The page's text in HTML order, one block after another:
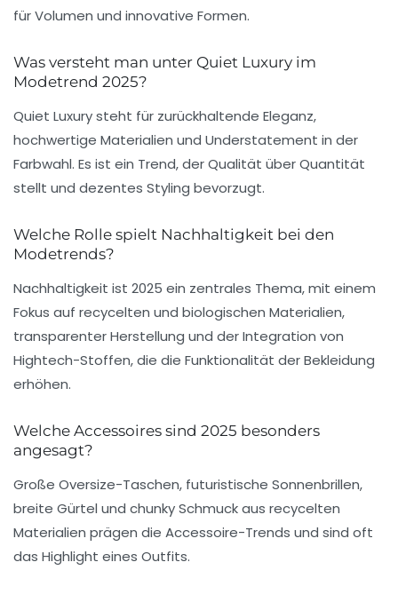
für Volumen und innovative Formen.
Was versteht man unter Quiet Luxury im
Modetrend 2025?
Quiet Luxury steht für zurückhaltende Eleganz,
hochwertige Materialien und Understatement in der
Farbwahl. Es ist ein Trend, der Qualität über Quantität
stellt und dezentes Styling bevorzugt.
Welche Rolle spielt Nachhaltigkeit bei den
Modetrends?
Nachhaltigkeit ist 2025 ein zentrales Thema, mit einem
Fokus auf recycelten und biologischen Materialien,
transparenter Herstellung und der Integration von
Hightech-Stoffen, die die Funktionalität der Bekleidung
erhöhen.
Welche Accessoires sind 2025 besonders
angesagt?
Große Oversize-Taschen, futuristische Sonnenbrillen,
breite Gürtel und chunky Schmuck aus recycelten
Materialien prägen die Accessoire-Trends und sind oft
das Highlight eines Outfits.